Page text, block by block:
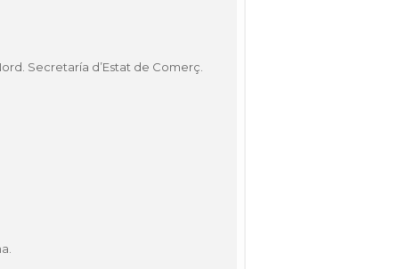
Secretaría d’Estat de Comerç.